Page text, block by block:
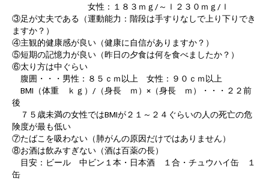
女性：１８３ｍｇ/～ｌ２３０ｍｇ/ｌ
③足が丈夫である（運動能力：階段は手すりなしで上り下りでき
ますか？）
④主観的健康感が良い（健康に自信がありますか？）
⑤短期の記憶力が良い（昨日の夕食は何を食べましたか？）
⑥太り方は中ぐらい
腹囲・・・男性：８５ｃｍ以上 女性：９０ｃｍ以上
BMI（体重 ｋｇ）/（身長 ｍ）×（身長 ｍ）・・・２２前
後
７５歳未満の女性ではBMIが２１～２４ぐらいの人の死亡の危
険度が最も低い
⑦たばこを吸わない（肺がんの原因だけではありません）
⑧お酒は飲みすぎない（酒は百薬の長）
目安：ビール 中ビン１本・日本酒 １合・チュウハイ缶 １
缶